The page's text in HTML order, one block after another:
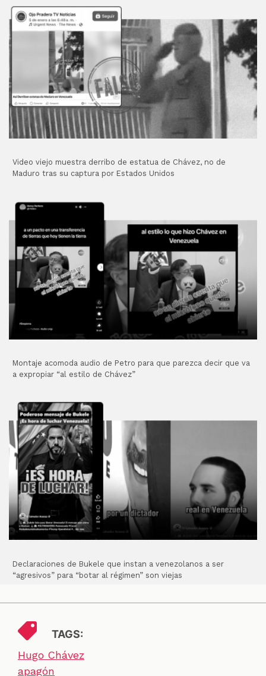
Video viejo muestra derribo de estatua de Chávez, no de
Maduro tras su captura por Estados Unidos
Montaje acomoda audio de Petro para que parezca decir que va
a expropiar “al estilo de Chávez”
Declaraciones de Bukele que instan a venezolanos a ser
“agresivos” para “botar al régimen” son viejas
TAGS:
Hugo Chávez
apagón